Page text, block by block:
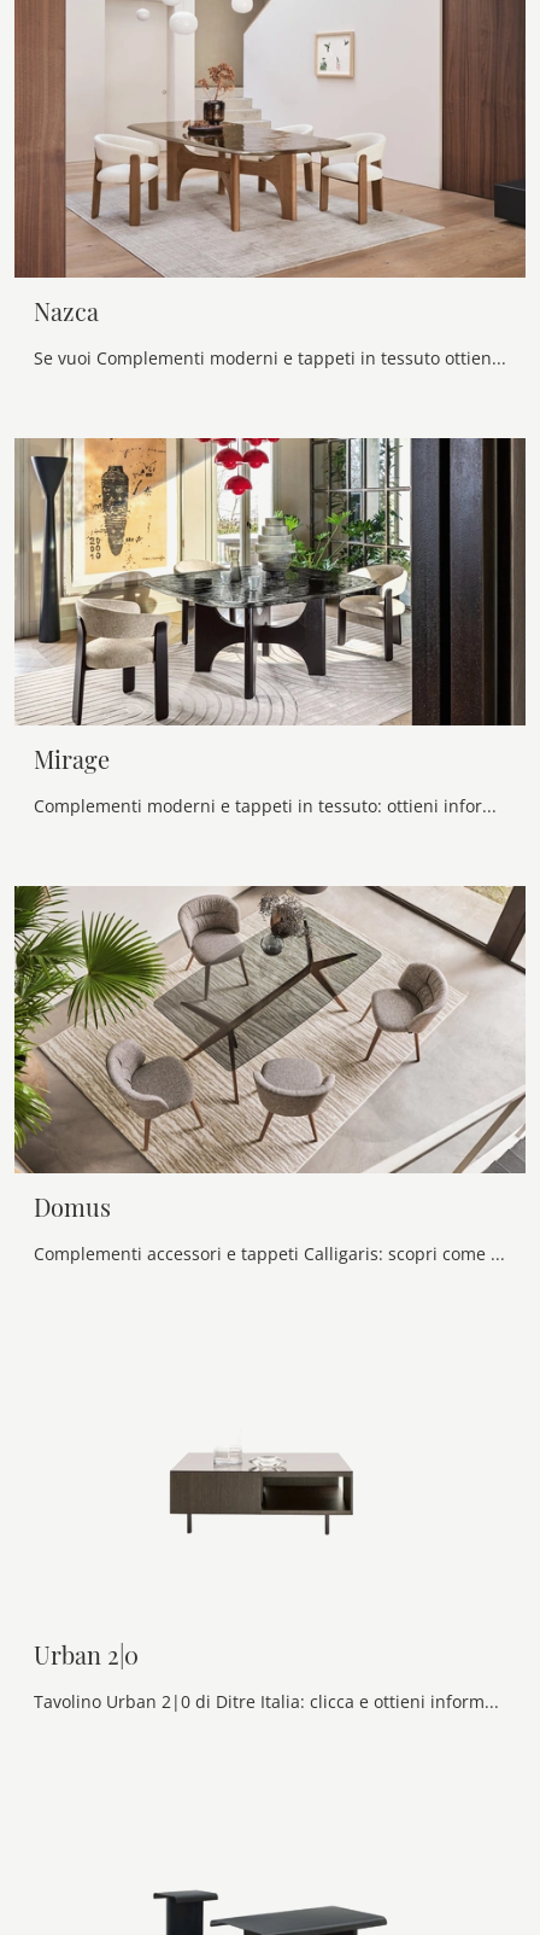
Nazca
Se vuoi Complementi moderni e tappeti in tessuto ottieni informazioni sul modello Nazca della firma Calligaris.
Mirage
Complementi moderni e tappeti in tessuto: ottieni informazioni sul modello Mirage di Calligaris e potrai impreziosire i tuoi interni.
Domus
Complementi accessori e tappeti Calligaris: scopri come completare i tuoi locali moderni con il modello Domus.
Urban 2|0
Tavolino Urban 2|0 di Ditre Italia: clicca e ottieni informazioni sui Complementi e tavolini moderni in vetro del noto e rinomato marchio!